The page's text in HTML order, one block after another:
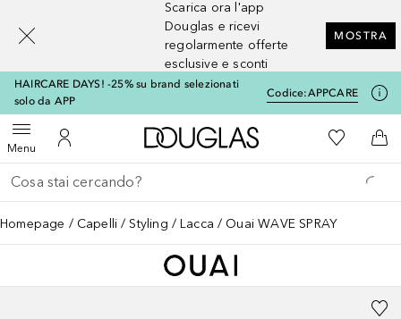
Scarica ora l'app
Douglas e ricevi
regolarmente offerte
esclusive e sconti
MOSTRA
HAIRCARE DAYS! -25% su brand selezionati
solo da APP
Codice:APPCARE
MenuApri menuAl Mio Account
A Douglas HomeAlla Mia
Al
Torna indietro
Esegui ricerca
Homepage Capelli Styling Lacca Ouai WAVE SPRAY
[navigation.slideout.screenreader]